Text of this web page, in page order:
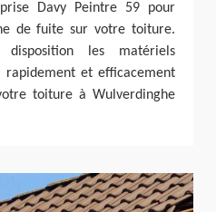
Davy Peintre 59 pour
de fuite sur votre toiture.
les matériels
rapidement et efficacement
toiture à Wulverdinghe